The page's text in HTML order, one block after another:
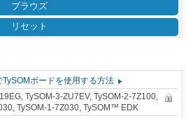
リセット
TySOMボードを使用する方法
TySOM-3-ZU7EV, TySOM-2-7Z100,
TySOM-1-7Z030, TySOM™ EDK